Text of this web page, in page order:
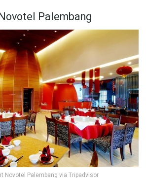
Palembang
Novotel Palembang via Tripadvisor